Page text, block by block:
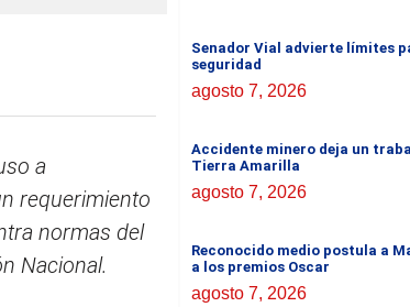
a
requerimiento
normas del
Nacional.
Senador Vial advierte límites
seguridad
agosto 7, 2026
Accidente minero deja un
Tierra Amarilla
agosto 7, 2026
Reconocido medio postula a
a los premios Oscar
agosto 7, 2026